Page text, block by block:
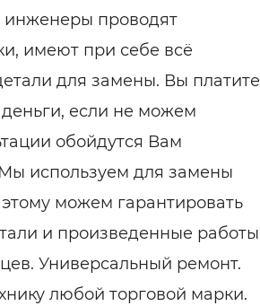
инженеры проводят
имеют при себе всё
для замены. Вы платите
если не можем
обойдутся Вам
используем для замены
можем гарантировать
и произведенные работы
Универсальный ремонт.
любой торговой марки.